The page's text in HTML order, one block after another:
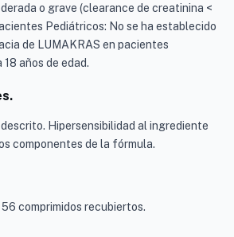
o grave (clearance de creatinina <
Pediátricos: No se ha establecido
de LUMAKRAS en pacientes
años de edad.
Hipersensibilidad al ingrediente
componentes de la fórmula.
comprimidos recubiertos.